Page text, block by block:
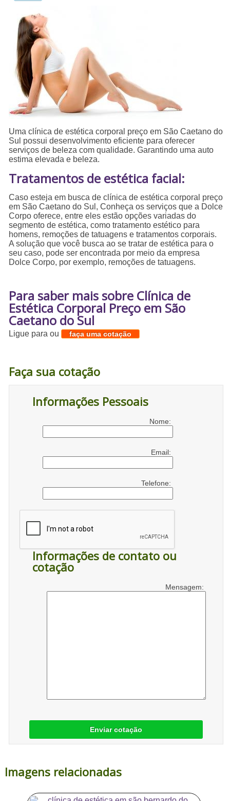
Uma clínica de estética corporal preço em São Caetano do
Sul possui desenvolvimento eficiente para oferecer
serviços de beleza com qualidade. Garantindo uma auto
estima elevada e beleza.
Tratamentos de estética facial:
Caso esteja em busca de clínica de estética corporal preço
em São Caetano do Sul, Conheça os serviços que a Dolce
Corpo oferece, entre eles estão opções variadas do
segmento de estética, como tratamento estético para
homens, remoções de tatuagens e tratamentos corporais.
A solução que você busca ao se tratar de estética para o
seu caso, pode ser encontrada por meio da empresa
Dolce Corpo, por exemplo, remoções de tatuagens.
Para saber mais sobre Clínica de
Estética Corporal Preço em São
Caetano do Sul
Ligue paraou faça uma cotação
Faça sua cotação
Informações Pessoais
Nome:
Email:
Telefone:
Informações de contato ou
cotação
Mensagem:
Enviar cotação
Imagens relacionadas